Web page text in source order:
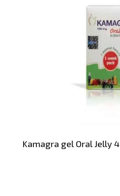
Kamagra gel Oral Jelly 4